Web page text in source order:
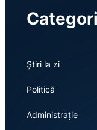
Știri la zi
Politică
Administrație